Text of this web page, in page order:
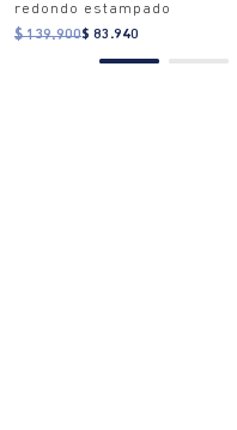
redondo estampado
$ 139.900$ 83.940